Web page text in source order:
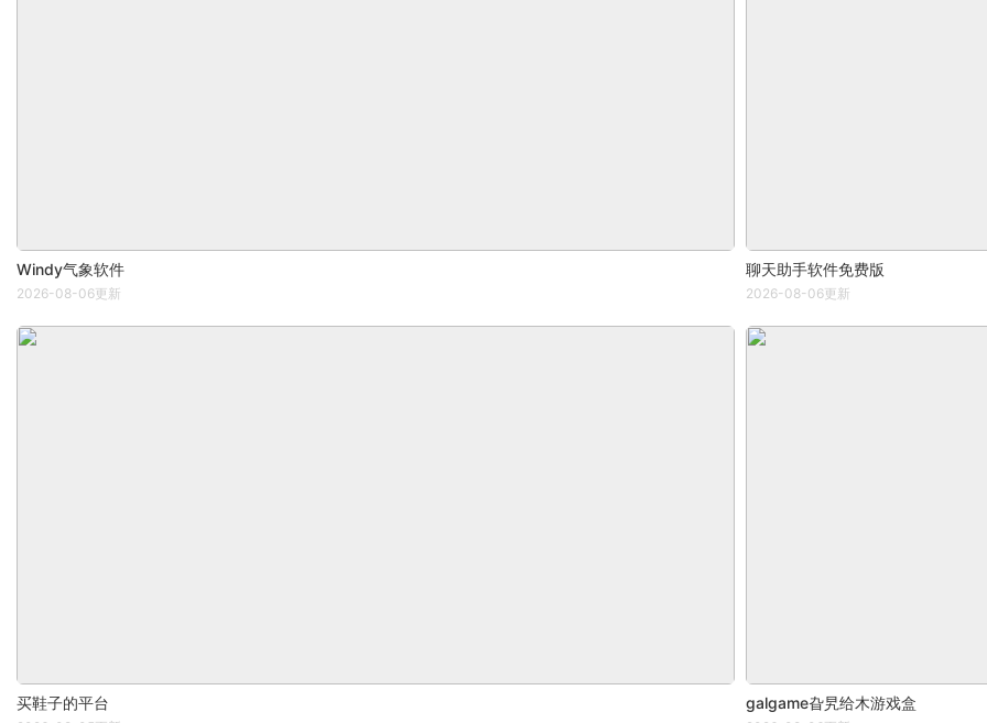
Windy气象软件
2026-08-06更新
聊天助手软件免费版
2026-08-06更新
买鞋子的平台 galgame旮旯给木游戏盒